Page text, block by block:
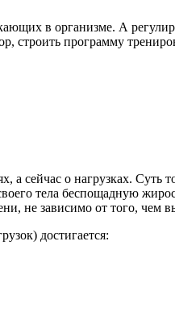
в организме. А
строить программу
сейчас о нагрузках. Суть
тела беспощадную
не зависимо от того, чем
достигается: